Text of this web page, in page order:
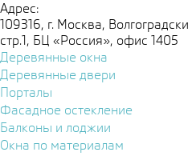
Адрес:
109316, г. Москва,
стр.1, БЦ «Россия», офис 1405
Деревянные окна
Деревянные двери
Порталы
Фасадное остекление
Балконы и лоджии
Окна по материалам